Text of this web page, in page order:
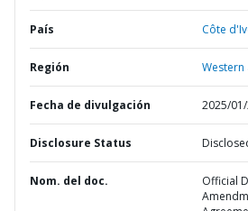
País Côte
Región Western
Fecha de divulgación 2025/
Disclosure Status
Nom. del doc.
Official